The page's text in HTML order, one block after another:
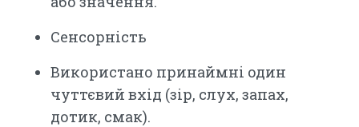
Сенсорність
Використано принаймні один
чуттєвий вхід (зір, слух, запах,
дотик, смак).